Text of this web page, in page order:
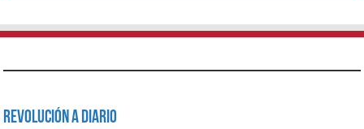
Revolución a Diario